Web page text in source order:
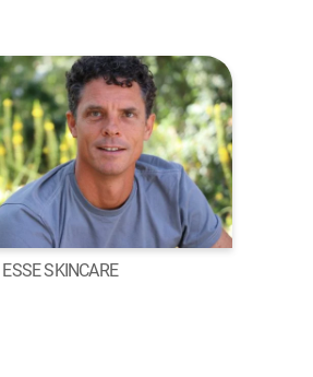
ESSE SKINCARE